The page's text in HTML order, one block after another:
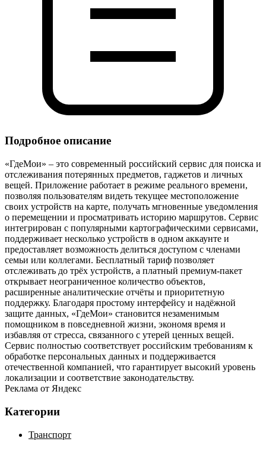
Подробное описание
«ГдеМои» – это современный российский сервис для поиска и
отслеживания потерянных предметов, гаджетов и личных
вещей. Приложение работает в режиме реального времени,
позволяя пользователям видеть текущее местоположение
своих устройств на карте, получать мгновенные уведомления
о перемещении и просматривать историю маршрутов. Сервис
интегрирован с популярными картографическими сервисами,
поддерживает несколько устройств в одном аккаунте и
предоставляет возможность делиться доступом с членами
семьи или коллегами. Бесплатный тариф позволяет
отслеживать до трёх устройств, а платный премиум‑пакет
открывает неограниченное количество объектов,
расширенные аналитические отчёты и приоритетную
поддержку. Благодаря простому интерфейсу и надёжной
защите данных, «ГдеМои» становится незаменимым
помощником в повседневной жизни, экономя время и
избавляя от стресса, связанного с утерей ценных вещей.
Сервис полностью соответствует российским требованиям к
обработке персональных данных и поддерживается
отечественной компанией, что гарантирует высокий уровень
локализации и соответствие законодательству.
Реклама от Яндекс
Категории
Транспорт